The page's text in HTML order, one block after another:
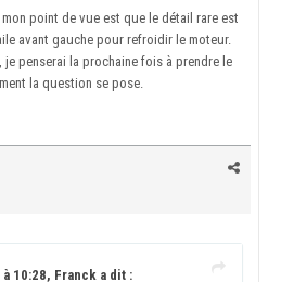
point de vue est que le détail rare est
avant gauche pour refroidir le moteur.
je penserai la prochaine fois à prendre le
la question se pose.
10:28, Franck a dit :